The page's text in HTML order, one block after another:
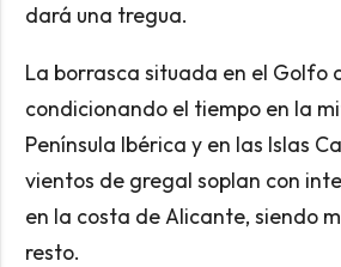
dará una tregua.
La borrasca situada en el Golfo
condicionando el tiempo en la
Península Ibérica y en las Islas
vientos de gregal soplan con
en la costa de Alicante, siendo
resto.